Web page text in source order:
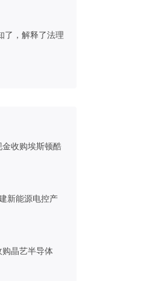
了，解释了法理
收购埃斯顿酷
新能源电控产
晶艺半导体